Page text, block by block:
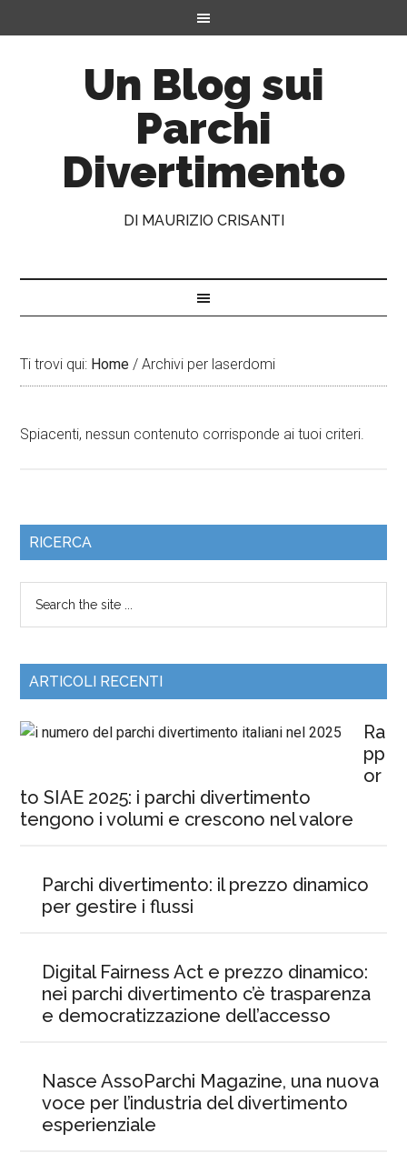
Un Blog sui
Parchi
Divertimento
DI MAURIZIO CRISANTI
Ti trovi qui: Home / Archivi per laserdomi
Spiacenti, nessun contenuto corrisponde ai tuoi criteri.
RICERCA
ARTICOLI RECENTI
Ra
pp
or
to SIAE 2025: i parchi divertimento
tengono i volumi e crescono nel valore
Parchi divertimento: il prezzo dinamico
per gestire i flussi
Digital Fairness Act e prezzo dinamico:
nei parchi divertimento c’è trasparenza
e democratizzazione dell’accesso
Nasce AssoParchi Magazine, una nuova
voce per l’industria del divertimento
esperienziale